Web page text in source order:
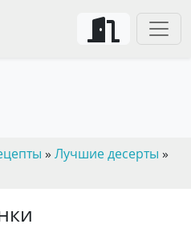
» Лучшие десерты »